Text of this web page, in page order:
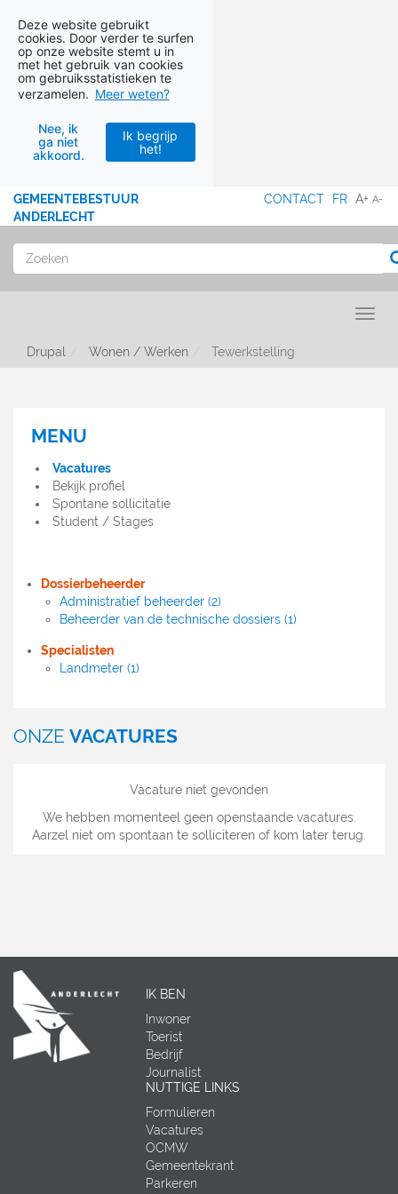
Deze website gebruikt
cookies. Door verder te surfen
op onze website stemt u in
met het gebruik van cookies
om gebruiksstatistieken te
verzamelen. Meer weten?
Nee, ik
ga niet
akkoord.
Ik begrijp
het!
Ga naar hoofdinhoud
GEMEENTEBESTUUR
ANDERLECHT
A+ A-
FR
CONTACT
Zoeken
Drupal Wonen / Werken Tewerkstelling
MENU
D'EMPLOI
MENU
Vacatures
Bekijk profiel
Spontane sollicitatie
Student / Stages
Dossierbeheerder
Administratief beheerder (2)
Beheerder van de technische dossiers (1)
Specialisten
Landmeter (1)
ONZE VACATURES
Vacature niet gevonden
We hebben momenteel geen openstaande vacatures.
Aarzel niet om spontaan te solliciteren of kom later terug.
IK BEN
Inwoner
Toerist
Bedrijf
Journalist
NUTTIGE LINKS
Formulieren
Vacatures
OCMW
Gemeentekrant
Parkeren